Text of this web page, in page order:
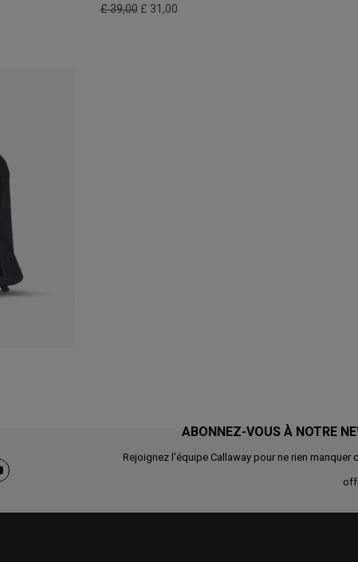
£ 39,00 £ 31,00
ABONNEZ-VOUS À NOTRE
Rejoignez l'équipe Callaway pour ne rien manquer